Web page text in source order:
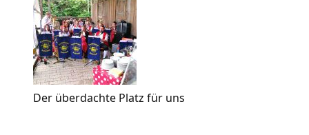
Der überdachte Platz für uns